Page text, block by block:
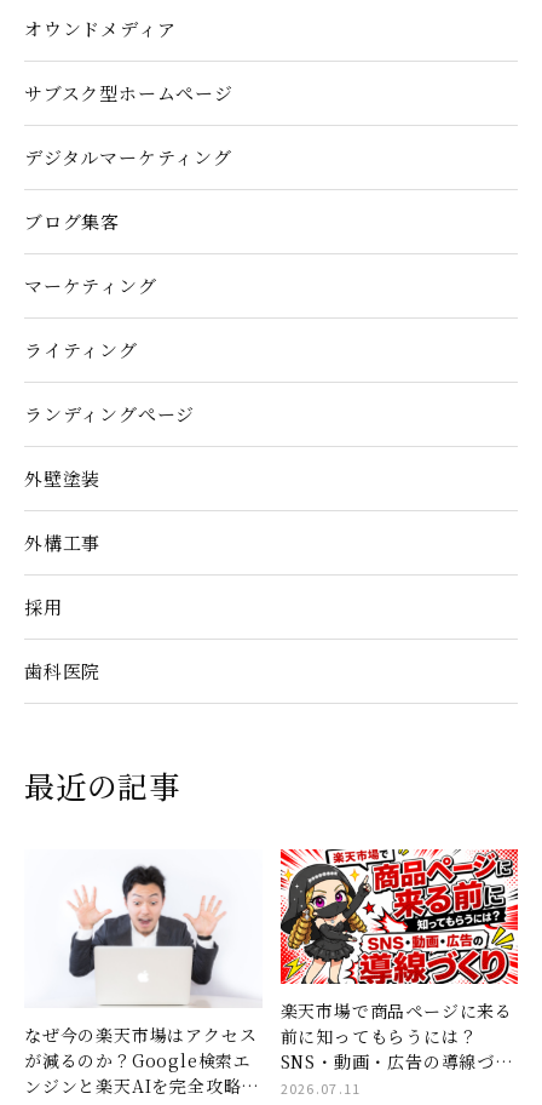
オウンドメディア
サブスク型ホームぺージ
デジタルマーケティング
ブログ集客
マーケティング
ライティング
ランディングぺージ
外壁塗装
外構工事
採用
歯科医院
最近の記事
なぜ今の楽天市場はアクセス
が減るのか？Google検索エ
ンジンと楽天AIを完全攻略す
楽天市場で商品ページに来る
前に知ってもらうには？
SNS・動画・広告の導線づく
り
2026.07.11